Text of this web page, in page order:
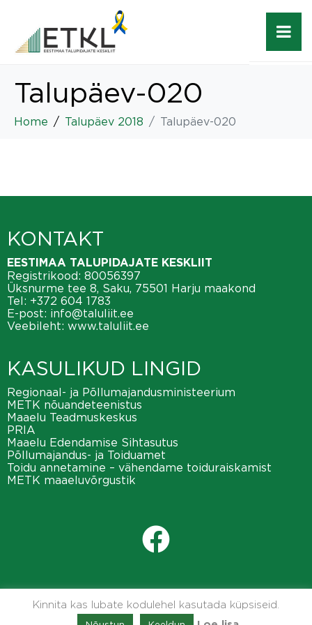
Talupäev-020
Home Talupäev 2018 Talupäev-020
KONTAKT
EESTIMAA TALUPIDAJATE KESKLIIT
Registrikood: 80056397
Üksnurme tee 8, Saku, 75501 Harju maakond
Tel: +372 604 1783
E-post: info@taluliit.ee
Veebileht: www.taluliit.ee
KASULIKUD LINGID
Regionaal- ja Põllumajandusministeerium
METK nõuandeteenistus
Maaelu Teadmuskeskus
PRIA
Maaelu Edendamise Sihtasutus
Põllumajandus- ja Toiduamet
Toidu annetamine – vähendame toiduraiskamist
METK maaeluvõrgustik
Kinnita kas lubate kodulehel kasutada küpsiseid.